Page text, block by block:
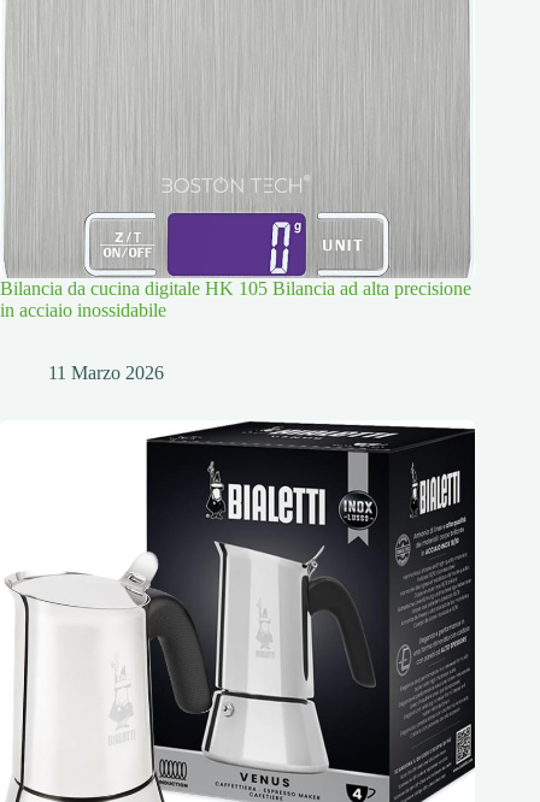
Bilancia da cucina digitale HK 105 Bilancia ad alta precisione
in acciaio inossidabile
11 Marzo 2026